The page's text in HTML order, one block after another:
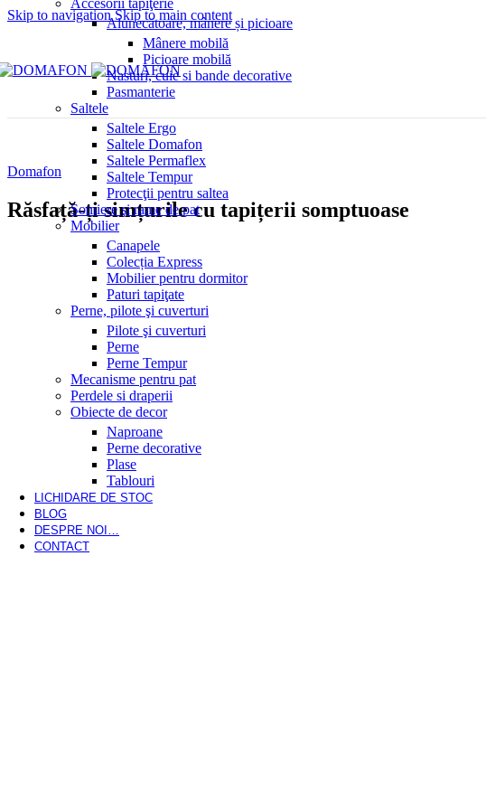
Skip to navigationSkip to main content
Accesorii tapiţerie
Alunecătoare, mânere și picioare
Mânere mobilă
Picioare mobilă
Nasturi, cuie si bande decorative
Pasmanterie
Saltele
Saltele Ergo
Saltele Domafon
Saltele Permaflex
Saltele Tempur
Protecţii pentru saltea
Somiere şi rame de pat
Mobilier
Canapele
Colecția Express
Mobilier pentru dormitor
Paturi tapiţate
Perne, pilote şi cuverturi
Pilote şi cuverturi
Perne
Perne Tempur
Mecanisme pentru pat
Perdele si draperii
Obiecte de decor
Naproane
Perne decorative
Plase
Tablouri
LICHIDARE DE STOC
BLOG
DESPRE NOI…
CONTACT
Domafon
Răsfață-ți simțurile cu tapițerii somptuoase